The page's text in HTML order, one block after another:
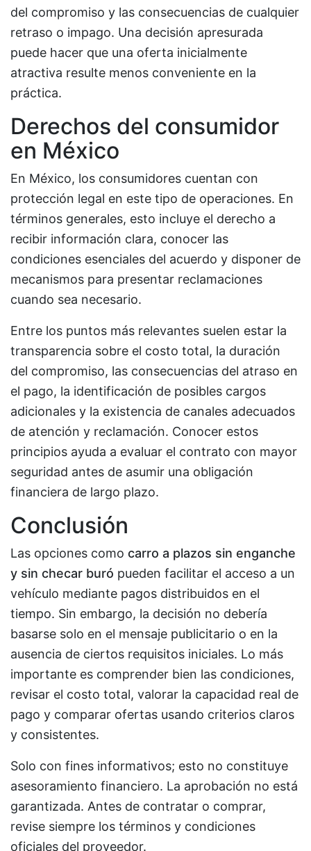
del compromiso y las consecuencias de cualquier
retraso o impago. Una decisión apresurada
puede hacer que una oferta inicialmente
atractiva resulte menos conveniente en la
práctica.
Derechos del consumidor
en México
En México, los consumidores cuentan con
protección legal en este tipo de operaciones. En
términos generales, esto incluye el derecho a
recibir información clara, conocer las
condiciones esenciales del acuerdo y disponer de
mecanismos para presentar reclamaciones
cuando sea necesario.
Entre los puntos más relevantes suelen estar la
transparencia sobre el costo total, la duración
del compromiso, las consecuencias del atraso en
el pago, la identificación de posibles cargos
adicionales y la existencia de canales adecuados
de atención y reclamación. Conocer estos
principios ayuda a evaluar el contrato con mayor
seguridad antes de asumir una obligación
financiera de largo plazo.
Conclusión
Las opciones como carro a plazos sin enganche
y sin checar buró pueden facilitar el acceso a un
vehículo mediante pagos distribuidos en el
tiempo. Sin embargo, la decisión no debería
basarse solo en el mensaje publicitario o en la
ausencia de ciertos requisitos iniciales. Lo más
importante es comprender bien las condiciones,
revisar el costo total, valorar la capacidad real de
pago y comparar ofertas usando criterios claros
y consistentes.
Solo con fines informativos; esto no constituye
asesoramiento financiero. La aprobación no está
garantizada. Antes de contratar o comprar,
revise siempre los términos y condiciones
oficiales del proveedor.